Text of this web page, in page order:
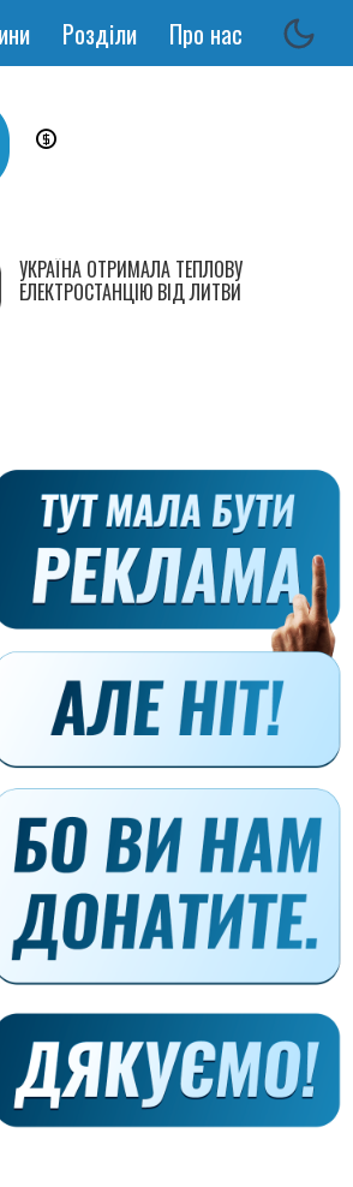
Розділи Про нас
УКРАЇНА ОТРИМАЛА ТЕПЛОВУ
ЕЛЕКТРОСТАНЦІЮ ВІД ЛИТВИ